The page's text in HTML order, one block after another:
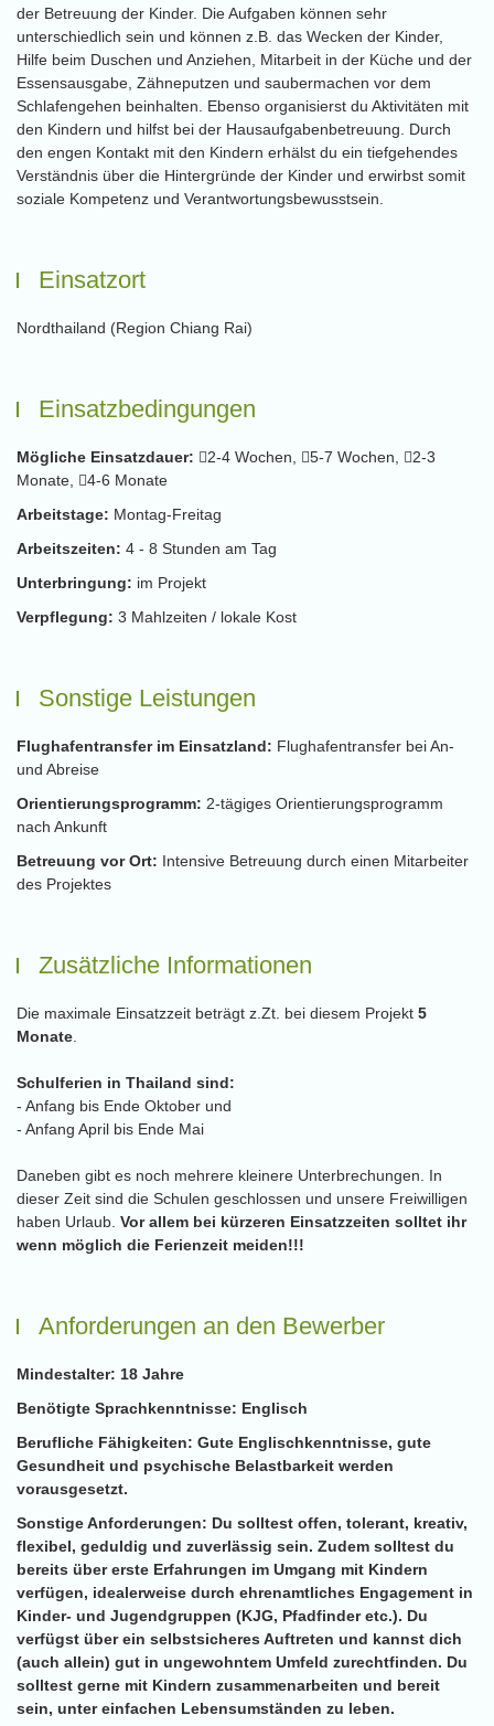
der Betreuung der Kinder. Die Aufgaben können sehr
unterschiedlich sein und können z.B. das Wecken der Kinder,
Hilfe beim Duschen und Anziehen, Mitarbeit in der Küche und der
Essensausgabe, Zähneputzen und saubermachen vor dem
Schlafengehen beinhalten. Ebenso organisierst du Aktivitäten mit
den Kindern und hilfst bei der Hausaufgabenbetreuung. Durch
den engen Kontakt mit den Kindern erhälst du ein tiefgehendes
Verständnis über die Hintergründe der Kinder und erwirbst somit
soziale Kompetenz und Verantwortungsbewusstsein.
Einsatzort
Nordthailand (Region Chiang Rai)
Einsatzbedingungen
Mögliche Einsatzdauer: 2-4 Wochen, 5-7 Wochen,
2-3
Monate,
4-6 Monate
Arbeitstage: Montag-Freitag
Arbeitszeiten: 4 - 8 Stunden am Tag
Unterbringung: im Projekt
Verpflegung: 3 Mahlzeiten / lokale Kost
Sonstige Leistungen
Flughafentransfer im Einsatzland: Flughafentransfer bei An-
und Abreise
Orientierungsprogramm: 2-tägiges Orientierungsprogramm
nach Ankunft
Betreuung vor Ort: Intensive Betreuung durch einen Mitarbeiter
des Projektes
Zusätzliche Informationen
Die maximale Einsatzzeit beträgt z.Zt. bei diesem Projekt 5
Monate
Schulferien in Thailand sind:
- Anfang bis Ende Oktober und
- Anfang April bis Ende Mai
Daneben gibt es noch mehrere kleinere Unterbrechungen. In
dieser Zeit sind die Schulen geschlossen und unsere Freiwilligen
haben Urlaub. Vor allem bei kürzeren Einsatzzeiten solltet ihr
wenn möglich die Ferienzeit meiden!!!
Anforderungen an den Bewerber
Mindestalter: 18 Jahre
Benötigte Sprachkenntnisse: Englisch
Berufliche Fähigkeiten: Gute Englischkenntnisse, gute
Gesundheit und psychische Belastbarkeit werden
vorausgesetzt.
Sonstige Anforderungen: Du solltest offen, tolerant, kreativ,
flexibel, geduldig und zuverlässig sein. Zudem solltest du
bereits über erste Erfahrungen im Umgang mit Kindern
verfügen, idealerweise durch ehrenamtliches Engagement in
Kinder- und Jugendgruppen (KJG, Pfadfinder etc.). Du
verfügst über ein selbstsicheres Auftreten und kannst dich
(auch allein) gut in ungewohntem Umfeld zurechtfinden. Du
solltest gerne mit Kindern zusammenarbeiten und bereit
sein, unter einfachen Lebensumständen zu leben.